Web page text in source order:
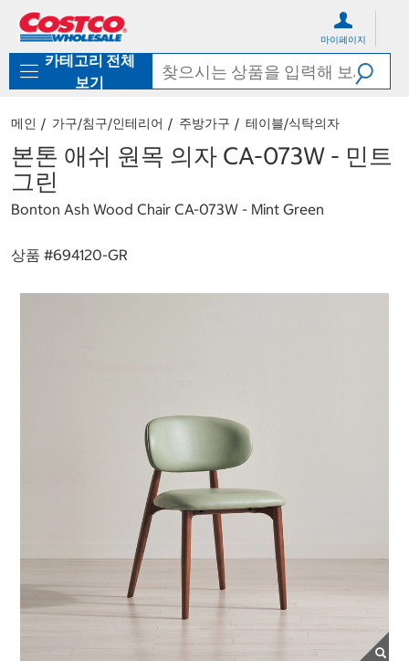
로
기
가
마이페이지
카테고리 전체
보기
메인 가구/침구/인테리어 주방가구 테이블/식탁의자
본톤 애쉬 원목 의자 CA-073W - 민트
그린
Bonton Ash Wood Chair CA-073W - Mint Green
상품 #694120-GR